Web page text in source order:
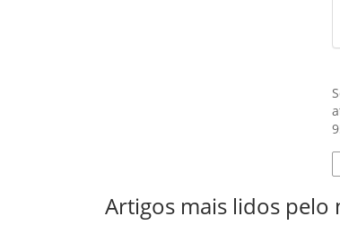
Artigos mais lidos pelo